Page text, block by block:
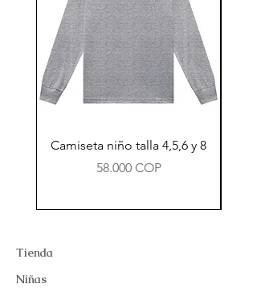
Camiseta niño talla 4,5,6 y 8
Precio
58.000 COP
Tienda
Niñas